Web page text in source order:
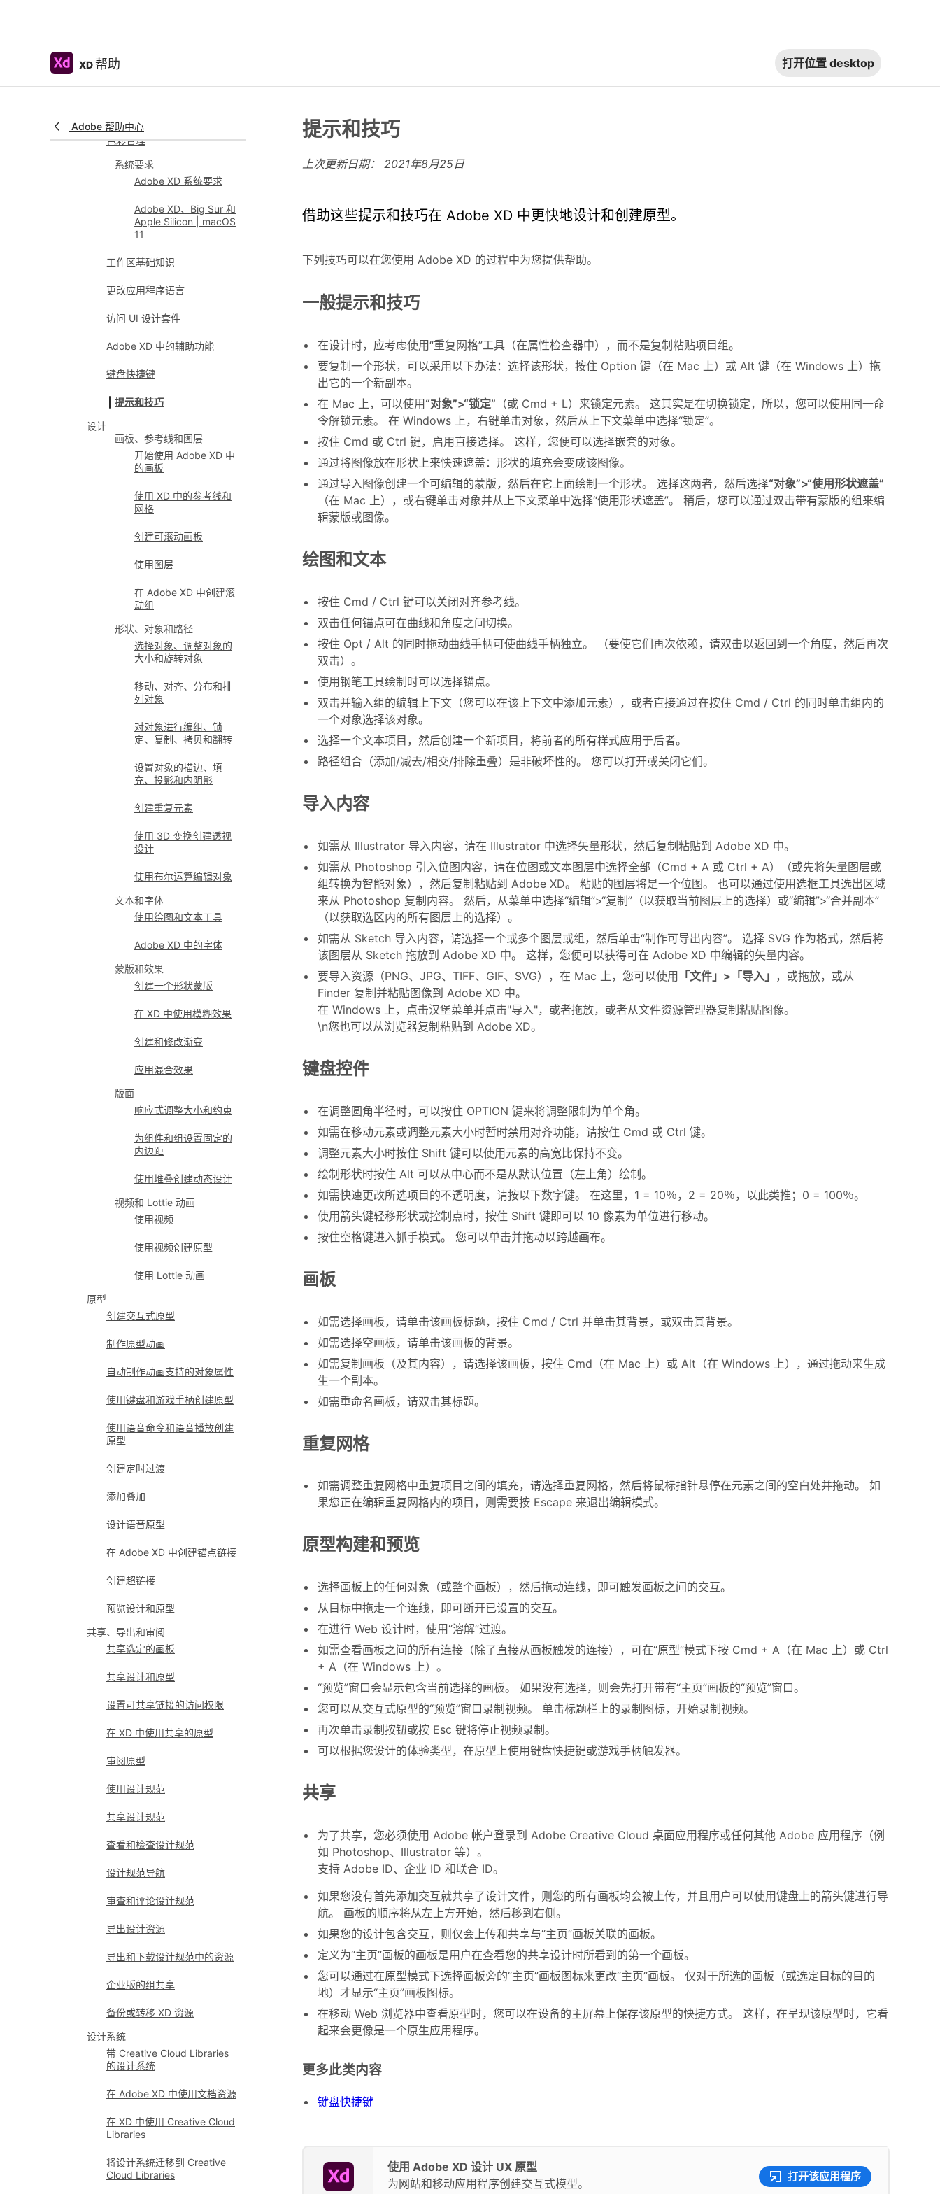
XD 帮助 打开位置 desktop
Adobe 帮助中心
常见问题
色彩管理
系统要求
Adobe XD 系统要求
Adobe XD、Big Sur 和
Apple Silicon | macOS
11
工作区基础知识
更改应用程序语言
访问 UI 设计套件
Adobe XD 中的辅助功能
键盘快捷键
提示和技巧
设计
画板、参考线和图层
开始使用 Adobe XD 中
的画板
使用 XD 中的参考线和
网格
创建可滚动画板
使用图层
在 Adobe XD 中创建滚
动组
形状、对象和路径
选择对象、调整对象的
大小和旋转对象
移动、对齐、分布和排
列对象
对对象进行编组、锁
定、复制、拷贝和翻转
设置对象的描边、填
充、投影和内阴影
创建重复元素
使用 3D 变换创建透视
设计
使用布尔运算编辑对象
文本和字体
使用绘图和文本工具
Adobe XD 中的字体
蒙版和效果
创建一个形状蒙版
在 XD 中使用模糊效果
创建和修改渐变
应用混合效果
版面
响应式调整大小和约束
为组件和组设置固定的
内边距
使用堆叠创建动态设计
视频和 Lottie 动画
使用视频
使用视频创建原型
使用 Lottie 动画
原型
创建交互式原型
制作原型动画
自动制作动画支持的对象属性
使用键盘和游戏手柄创建原型
使用语音命令和语音播放创建
原型
创建定时过渡
添加叠加
设计语音原型
在 Adobe XD 中创建锚点链接
创建超链接
预览设计和原型
共享、导出和审阅
共享选定的画板
共享设计和原型
设置可共享链接的访问权限
在 XD 中使用共享的原型
审阅原型
使用设计规范
共享设计规范
查看和检查设计规范
设计规范导航
审查和评论设计规范
导出设计资源
导出和下载设计规范中的资源
企业版的组共享
备份或转移 XD 资源
设计系统
带 Creative Cloud Libraries
的设计系统
在 Adobe XD 中使用文档资源
在 XD 中使用 Creative Cloud
Libraries
将设计系统迁移到 Creative
Cloud Libraries
提示和技巧
上次更新日期： 2021年8月25日
借助这些提示和技巧在 Adobe XD 中更快地设计和创建原型。
下列技巧可以在您使用 Adobe XD 的过程中为您提供帮助。
一般提示和技巧
在设计时，应考虑使用“重复网格”工具（在属性检查器中），而不是复制粘贴项目组。
要复制一个形状，可以采用以下办法：选择该形状，按住 Option 键（在 Mac 上）或 Alt 键（在 Windows 上）拖
出它的一个新副本。
在 Mac 上，可以使用“对象”>“锁定” （或 Cmd + L）来锁定元素。 这其实是在切换锁定，所以，您可以使用同一命
令解锁元素。 在 Windows 上，右键单击对象，然后从上下文菜单中选择“锁定”。
按住 Cmd 或 Ctrl 键，启用直接选择。 这样，您便可以选择嵌套的对象。
通过将图像放在形状上来快速遮盖：形状的填充会变成该图像。
通过导入图像创建一个可编辑的蒙版，然后在它上面绘制一个形状。 选择这两者，然后选择“对象”>“使用形状遮盖”
（在 Mac 上），或右键单击对象并从上下文菜单中选择“使用形状遮盖”。 稍后，您可以通过双击带有蒙版的组来编
辑蒙版或图像。
绘图和文本
按住 Cmd / Ctrl 键可以关闭对齐参考线。
双击任何锚点可在曲线和角度之间切换。
按住 Opt / Alt 的同时拖动曲线手柄可使曲线手柄独立。 （要使它们再次依赖，请双击以返回到一个角度，然后再次
双击）。
使用钢笔工具绘制时可以选择锚点。
双击并输入组的编辑上下文（您可以在该上下文中添加元素），或者直接通过在按住 Cmd / Ctrl 的同时单击组内的
一个对象选择该对象。
选择一个文本项目，然后创建一个新项目，将前者的所有样式应用于后者。
路径组合（添加/减去/相交/排除重叠）是非破坏性的。 您可以打开或关闭它们。
导入内容
如需从 Illustrator 导入内容，请在 Illustrator 中选择矢量形状，然后复制粘贴到 Adobe XD 中。
如需从 Photoshop 引入位图内容，请在位图或文本图层中选择全部（Cmd + A 或 Ctrl + A）（或先将矢量图层或
组转换为智能对象），然后复制粘贴到 Adobe XD。 粘贴的图层将是一个位图。 也可以通过使用选框工具选出区域
来从 Photoshop 复制内容。 然后，从菜单中选择“编辑”>“复制”（以获取当前图层上的选择）或“编辑”>“合并副本”
（以获取选区内的所有图层上的选择）。
如需从 Sketch 导入内容，请选择一个或多个图层或组，然后单击“制作可导出内容”。 选择 SVG 作为格式，然后将
该图层从 Sketch 拖放到 Adobe XD 中。 这样，您便可以获得可在 Adobe XD 中编辑的矢量内容。
要导入资源（PNG、JPG、TIFF、GIF、SVG），在 Mac 上，您可以使用 「文件」>「导入」 ，或拖放，或从
Finder 复制并粘贴图像到 Adobe XD 中。
在 Windows 上，点击汉堡菜单并点击"导入"，或者拖放，或者从文件资源管理器复制粘贴图像。
\n您也可以从浏览器复制粘贴到 Adobe XD。
键盘控件
在调整圆角半径时，可以按住 OPTION 键来将调整限制为单个角。
如需在移动元素或调整元素大小时暂时禁用对齐功能，请按住 Cmd 或 Ctrl 键。
调整元素大小时按住 Shift 键可以使用元素的高宽比保持不变。
绘制形状时按住 Alt 可以从中心而不是从默认位置（左上角）绘制。
如需快速更改所选项目的不透明度，请按以下数字键。 在这里，1 = 10％，2 = 20％，以此类推；0 = 100％。
使用箭头键轻移形状或控制点时，按住 Shift 键即可以 10 像素为单位进行移动。
按住空格键进入抓手模式。 您可以单击并拖动以跨越画布。
画板
如需选择画板，请单击该画板标题，按住 Cmd / Ctrl 并单击其背景，或双击其背景。
如需选择空画板，请单击该画板的背景。
如需复制画板（及其内容），请选择该画板，按住 Cmd（在 Mac 上）或 Alt（在 Windows 上），通过拖动来生成
生一个副本。
如需重命名画板，请双击其标题。
重复网格
如需调整重复网格中重复项目之间的填充，请选择重复网格，然后将鼠标指针悬停在元素之间的空白处并拖动。 如
果您正在编辑重复网格内的项目，则需要按 Escape 来退出编辑模式。
原型构建和预览
选择画板上的任何对象（或整个画板），然后拖动连线，即可触发画板之间的交互。
从目标中拖走一个连线，即可断开已设置的交互。
在进行 Web 设计时，使用“溶解”过渡。
如需查看画板之间的所有连接（除了直接从画板触发的连接），可在“原型”模式下按 Cmd + A（在 Mac 上）或 Ctrl
+ A（在 Windows 上）。
“预览”窗口会显示包含当前选择的画板。 如果没有选择，则会先打开带有“主页”画板的“预览”窗口。
您可以从交互式原型的“预览”窗口录制视频。 单击标题栏上的录制图标，开始录制视频。
再次单击录制按钮或按 Esc 键将停止视频录制。
可以根据您设计的体验类型，在原型上使用键盘快捷键或游戏手柄触发器。
共享
为了共享，您必须使用 Adobe 帐户登录到 Adobe Creative Cloud 桌面应用程序或任何其他 Adobe 应用程序（例
如 Photoshop、Illustrator 等）。
支持 Adobe ID、企业 ID 和联合 ID。
如果您没有首先添加交互就共享了设计文件，则您的所有画板均会被上传，并且用户可以使用键盘上的箭头键进行导
航。 画板的顺序将从左上方开始，然后移到右侧。
如果您的设计包含交互，则仅会上传和共享与“主页”画板关联的画板。
定义为“主页”画板的画板是用户在查看您的共享设计时所看到的第一个画板。
您可以通过在原型模式下选择画板旁的“主页”画板图标来更改“主页”画板。 仅对于所选的画板（或选定目标的目的
地）才显示“主页”画板图标。
在移动 Web 浏览器中查看原型时，您可以在设备的主屏幕上保存该原型的快捷方式。 这样，在呈现该原型时，它看
起来会更像是一个原生应用程序。
更多此类内容
键盘快捷键
使用 Adobe XD 设计 UX 原型
为网站和移动应用程序创建交互式模型。
打开该应用程序